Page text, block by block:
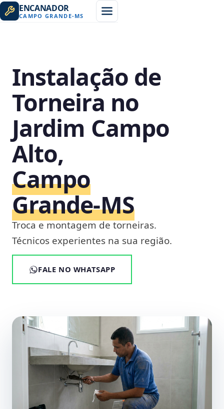
ENCANADOR
CAMPO GRANDE-MS
Instalação de
Torneira no
Jardim Campo
Alto,
Campo
Grande‑MS
Troca e montagem de torneiras.
Técnicos experientes na sua região.
FALE NO WHATSAPP